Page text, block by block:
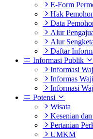
E-Form
Hak
Data
Alur
Alur
Daftar
Informasi Publik
Informasi
Informas
Informasi
Potensi
Wisata
Kesenian
Pertanian
UMKM